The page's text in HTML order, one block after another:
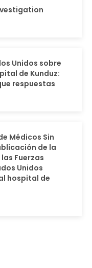
Unidos sobre
de Kunduz:
respuestas
Médicos Sin
de la
Fuerzas
Unidos
hospital de